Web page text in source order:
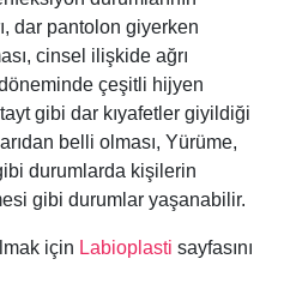
dar pantolon giyerken
cinsel ilişkide ağrı
çeşitli hijyen
gibi dar kıyafetler giyildiği
belli olması, Yürüme,
durumlarda kişilerin
gibi durumlar yaşanabilir.
için Labioplasti sayfasını